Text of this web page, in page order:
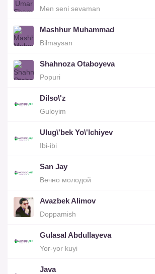
Men seni sevaman
Mashhur Muhammad
Bilmaysan
Shahnoza Otaboyeva
Popuri
Dilso\'z
Guloyim
Ulug\'bek Yo\'lchiyev
Ibi-ibi
San Jay
Вечно молодой
Avazbek Alimov
Doppamish
Gulasal Abdullayeva
Yor-yor kuyi
Java